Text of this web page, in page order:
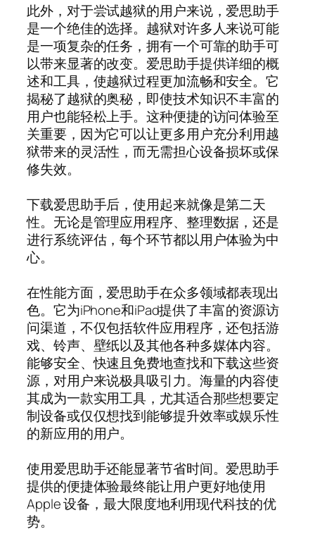
此外，对于尝试越狱的用户来说，爱思助手
是一个绝佳的选择。越狱对许多人来说可能
是一项复杂的任务，拥有一个可靠的助手可
以带来显著的改变。爱思助手提供详细的概
述和工具，使越狱过程更加流畅和安全。它
揭秘了越狱的奥秘，即使技术知识不丰富的
用户也能轻松上手。这种便捷的访问体验至
关重要，因为它可以让更多用户充分利用越
狱带来的灵活性，而无需担心设备损坏或保
修失效。
下载爱思助手后，使用起来就像是第二天
性。无论是管理应用程序、整理数据，还是
进行系统评估，每个环节都以用户体验为中
心。
在性能方面，爱思助手在众多领域都表现出
色。它为iPhone和iPad提供了丰富的资源访
问渠道，不仅包括软件应用程序，还包括游
戏、铃声、壁纸以及其他各种多媒体内容。
能够安全、快速且免费地查找和下载这些资
源，对用户来说极具吸引力。海量的内容使
其成为一款实用工具，尤其适合那些想要定
制设备或仅仅想找到能够提升效率或娱乐性
的新应用的用户。
使用爱思助手还能显著节省时间。爱思助手
提供的便捷体验最终能让用户更好地使用
Apple 设备，最大限度地利用现代科技的优
势。